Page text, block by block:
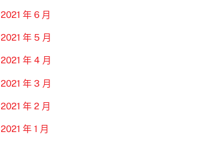
2021 年 6 月
2021 年 5 月
2021 年 4 月
2021 年 3 月
2021 年 2 月
2021 年 1 月